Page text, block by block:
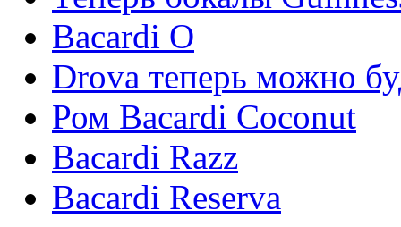
Bacardi O
Drova теперь можно
Ром Bacardi Coconut
Bacardi Razz
Bacardi Reserva